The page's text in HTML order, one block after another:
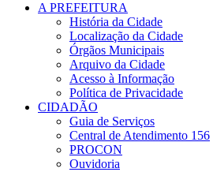
A PREFEITURA
História da Cidade
Localização da Cidade
Órgãos Municipais
Arquivo da Cidade
Acesso à Informação
Política de Privacidade
CIDADÃO
Guia de Serviços
Central de Atendimento 156
PROCON
Ouvidoria